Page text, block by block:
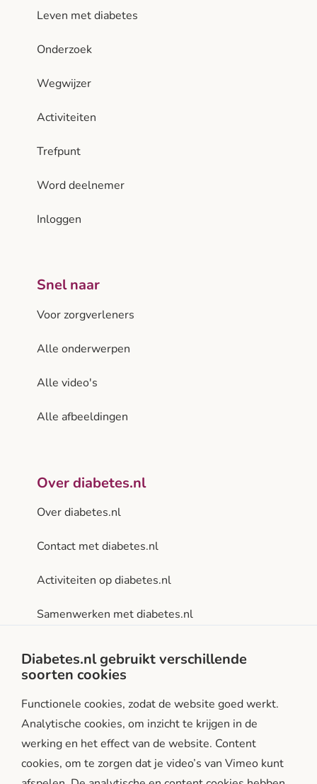
Leven met diabetes
Onderzoek
Wegwijzer
Activiteiten
Trefpunt
Word deelnemer
Inloggen
Snel naar
Voor zorgverleners
Alle onderwerpen
Alle video's
Alle afbeeldingen
Over diabetes.nl
Over diabetes.nl
Contact met diabetes.nl
Activiteiten op diabetes.nl
Samenwerken met diabetes.nl
Diabetes.nl gebruikt verschillende
soorten cookies
Functionele cookies, zodat de website goed werkt.
Analytische cookies, om inzicht te krijgen in de
werking en het effect van de website. Content
cookies, om te zorgen dat je video’s van Vimeo kunt